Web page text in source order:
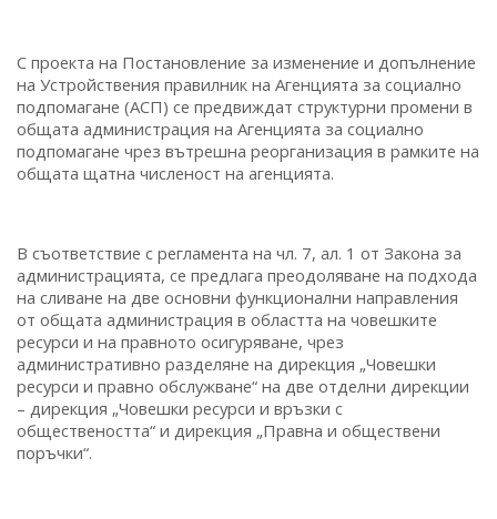
С проекта на Постановление за изменение и допълнение
на Устройствения правилник на Агенцията за социално
подпомагане (АСП) се предвиждат структурни промени в
общата администрация на Агенцията за социално
подпомагане чрез вътрешна реорганизация в рамките на
общата щатна численост на агенцията.
В съответствие с регламента на чл. 7, ал. 1 от Закона за
администрацията, се предлага преодоляване на подхода
на сливане на две основни функционални направления
от общата администрация в областта на човешките
ресурси и на правното осигуряване, чрез
административно разделяне на дирекция „Човешки
ресурси и правно обслужване“ на две отделни дирекции
– дирекция „Човешки ресурси и връзки с
обществеността“ и дирекция „Правна и обществени
поръчки“.